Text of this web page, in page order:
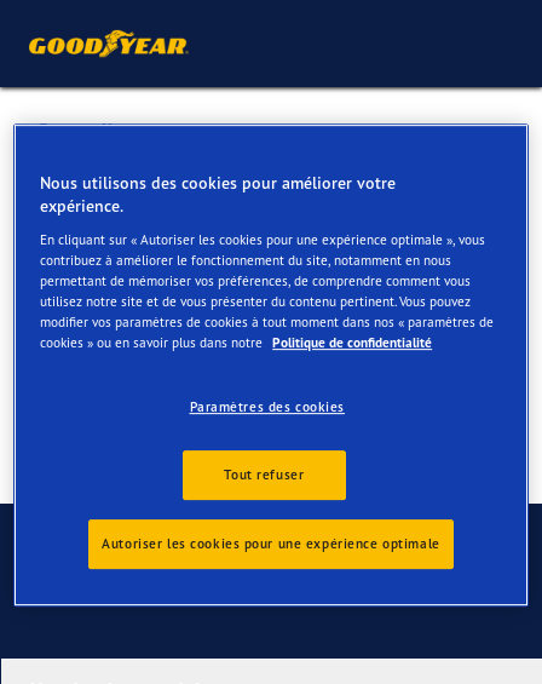
Retour liste
GARAGE VAN HERCK NV
Services disponibles en ligne et en magasin
Contact Services
Contactez-nous
Nous utilisons des cookies pour améliorer votre
expérience.
En cliquant sur « Autoriser les cookies pour une expérience optimale », vous
contribuez à améliorer le fonctionnement du site, notamment en nous
permettant de mémoriser vos préférences, de comprendre comment vous
utilisez notre site et de vous présenter du contenu pertinent. Vous pouvez
modifier vos paramètres de cookies à tout moment dans nos « paramètres de
cookies » ou en savoir plus dans notre Politique de confidentialité
Paramètres des cookies
Tout refuser
Autoriser les cookies pour une expérience optimale